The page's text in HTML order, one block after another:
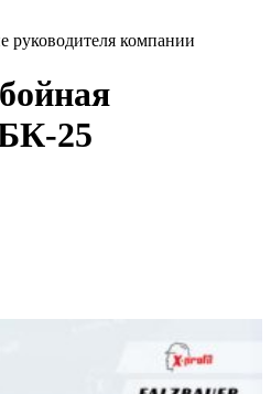
руководителя компании
25